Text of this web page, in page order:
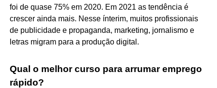
foi de quase 75% em 2020. Em 2021 as tendência é
crescer ainda mais. Nesse ínterim, muitos profissionais
de publicidade e propaganda, marketing, jornalismo e
letras migram para a produção digital.
Qual o melhor curso para arrumar emprego
rápido?